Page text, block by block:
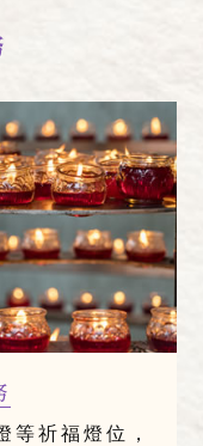
等祈福燈位，